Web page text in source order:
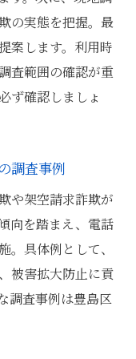
の実態を把握。最
案します。利用時
査範囲の確認が重
ず確認しましょ
調査事例
や架空請求詐欺が
向を踏まえ、電話
具体例として、
被害拡大防止に貢
調査事例は豊島区